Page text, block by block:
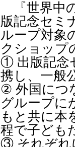
『世界
版記念セミ
ループ対象
クショップ
① 出版記念
携し、一般
② 外国につ
グループに
もと共に本
程で子ども
③ それぞれ